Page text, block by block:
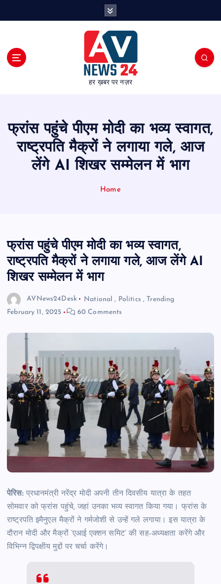
हर ख़बर पर नज़र
फ्रांस पहुंचे पीएम मोदी का भव्य स्वागत,
राष्ट्रपति मैक्रों ने लगाया गले, आज
लेंगे AI शिखर सम्मेलन में भाग
Home
फ्रांस पहुंचे पीएम मोदी का भव्य स्वागत,
राष्ट्रपति मैक्रों ने लगाया गले, आज लेंगे AI
शिखर सम्मेलन में भाग
AVNews24Desk National , Politics ,Trending
February 11, 2025
60 Comments
पेरिस:प्रधानमंत्री नरेंद्र मोदी अपनी तीन दिवसीय यात्रा के तहत
सोमवार को फ्रांस पहुंचे, जहां उनका भव्य स्वागत किया गया। फ्रांस के
राष्ट्रपति इमैनुएल मैक्रों ने गर्मजोशी से उन्हें गले लगाया। इस यात्रा के
दौरान मोदी और मैक्रों ‘एआई एक्शन समिट’ की सह-अध्यक्षता करेंगे और
विभिन्न द्विपक्षीय मुद्दों पर चर्चा करेंगे।